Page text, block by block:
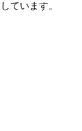
ています。